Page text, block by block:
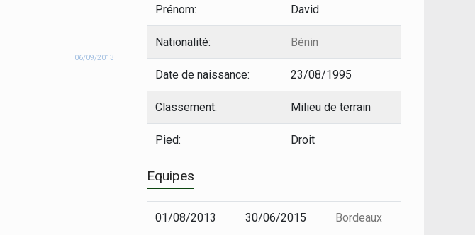
06/09/2013
Prénom: David
Nationalité: Bénin
Date de naissance: 23/08/1995
Classement: Milieu de terrain
Pied: Droit
Equipes
01/08/2013 30/06/2015 Bordeaux